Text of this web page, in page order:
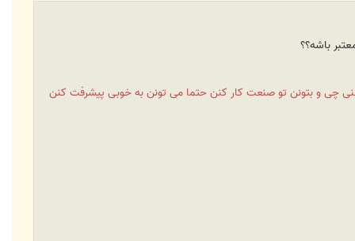
باشه؟؟
چی و بتونن تو صنعت کار کنن حتما می تونن به خوبی پیشرفت کنن